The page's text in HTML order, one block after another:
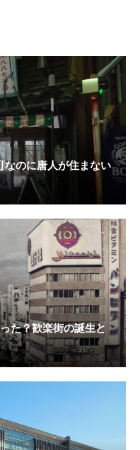
のに唐人が住まない
た？歓楽街の誕生と